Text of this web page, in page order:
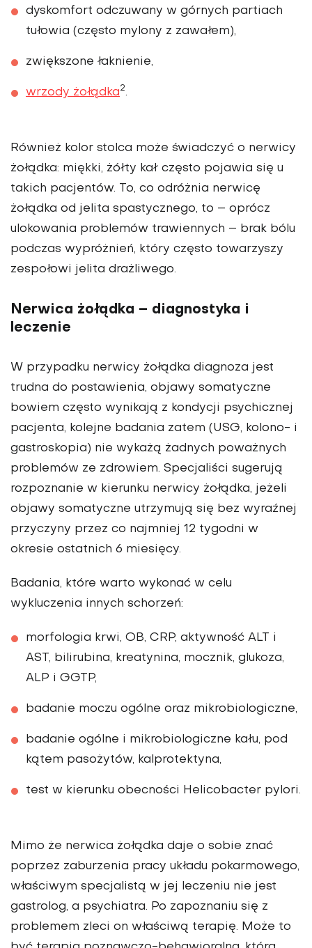
dyskomfort odczuwany w górnych partiach
tułowia (często mylony z zawałem),
zwiększone łaknienie,
wrzody żołądka2.
Również kolor stolca może świadczyć o nerwicy
żołądka: miękki, żółty kał często pojawia się u
takich pacjentów. To, co odróżnia nerwicę
żołądka od jelita spastycznego, to – oprócz
ulokowania problemów trawiennych – brak bólu
podczas wypróżnień, który często towarzyszy
zespołowi jelita drażliwego.
Nerwica żołądka – diagnostyka i
leczenie
W przypadku nerwicy żołądka diagnoza jest
trudna do postawienia, objawy somatyczne
bowiem często wynikają z kondycji psychicznej
pacjenta, kolejne badania zatem (USG, kolono- i
gastroskopia) nie wykażą żadnych poważnych
problemów ze zdrowiem. Specjaliści sugerują
rozpoznanie w kierunku nerwicy żołądka, jeżeli
objawy somatyczne utrzymują się bez wyraźnej
przyczyny przez co najmniej 12 tygodni w
okresie ostatnich 6 miesięcy.
Badania, które warto wykonać w celu
wykluczenia innych schorzeń:
morfologia krwi, OB, CRP, aktywność ALT i
AST, bilirubina, kreatynina, mocznik, glukoza,
ALP i GGTP,
badanie moczu ogólne oraz mikrobiologiczne,
badanie ogólne i mikrobiologiczne kału, pod
kątem pasożytów, kalprotektyna,
test w kierunku obecności Helicobacter pylori.
Mimo że nerwica żołądka daje o sobie znać
poprzez zaburzenia pracy układu pokarmowego,
właściwym specjalistą w jej leczeniu nie jest
gastrolog, a psychiatra. Po zapoznaniu się z
problemem zleci on właściwą terapię. Może to